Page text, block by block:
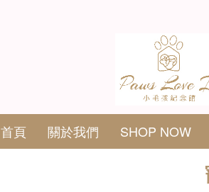
首頁 關於我們 SHOP NOW